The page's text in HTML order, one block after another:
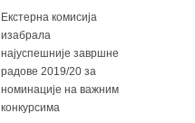
Екстерна комисија
изабрала
најуспешније завршне
радове 2019/20 за
номинације на важним
конкурсима